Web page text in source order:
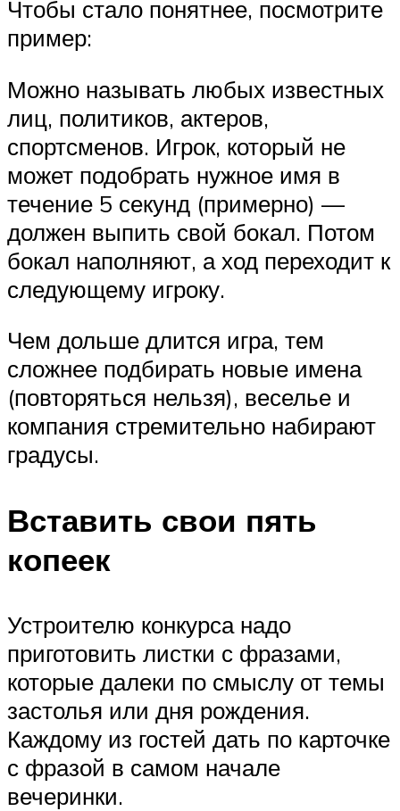
Чтобы стало понятнее, посмотрите
пример:
Можно называть любых известных
лиц, политиков, актеров,
спортсменов. Игрок, который не
может подобрать нужное имя в
течение 5 секунд (примерно) —
должен выпить свой бокал. Потом
бокал наполняют, а ход переходит к
следующему игроку.
Чем дольше длится игра, тем
сложнее подбирать новые имена
(повторяться нельзя), веселье и
компания стремительно набирают
градусы.
Вставить свои пять
копеек
Устроителю конкурса надо
приготовить листки с фразами,
которые далеки по смыслу от темы
застолья или дня рождения.
Каждому из гостей дать по карточке
с фразой в самом начале
вечеринки.